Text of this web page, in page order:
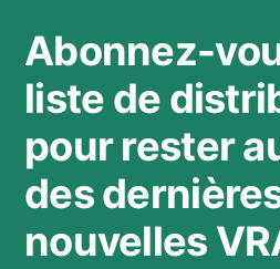
Abonnez-
liste de
pour rester
des
nouvelles